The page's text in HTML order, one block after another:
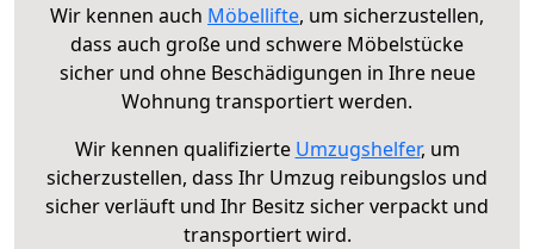
Wir kennen auch Möbellifte, um sicherzustellen,
dass auch große und schwere Möbelstücke
sicher und ohne Beschädigungen in Ihre neue
Wohnung transportiert werden.
Wir kennen qualifizierte Umzugshelfer, um
sicherzustellen, dass Ihr Umzug reibungslos und
sicher verläuft und Ihr Besitz sicher verpackt und
transportiert wird.